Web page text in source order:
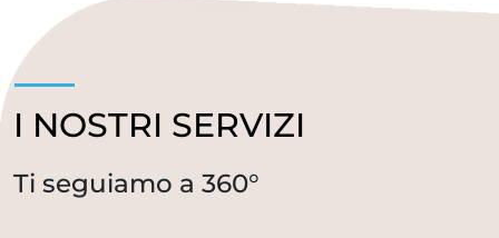
I NOSTRI SERVIZI
Ti seguiamo a 360°